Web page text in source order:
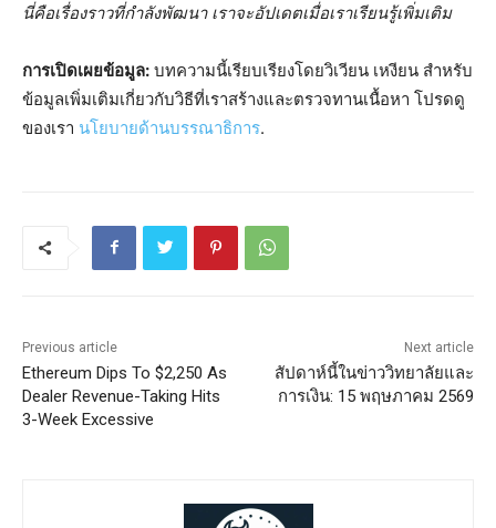
นี่คือเรื่องราวที่กำลังพัฒนา เราจะอัปเดตเมื่อเราเรียนรู้เพิ่มเติม
การเปิดเผยข้อมูล: บทความนี้เรียบเรียงโดยวิเวียน เหงียน สำหรับ
ข้อมูลเพิ่มเติมเกี่ยวกับวิธีที่เราสร้างและตรวจทานเนื้อหา โปรดดู
ของเรา นโยบายด้านบรรณาธิการ.
Previous article
Ethereum Dips To $2,250 As
Dealer Revenue-Taking Hits
3-Week Excessive
Next article
สัปดาห์นี้ในข่าววิทยาลัยและ
การเงิน: 15 พฤษภาคม 2569